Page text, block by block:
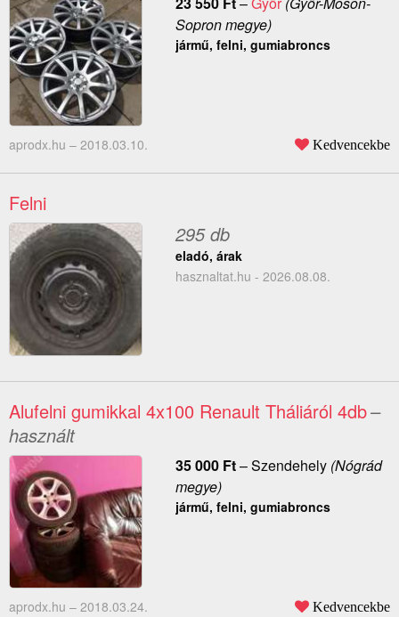
Sopron megye)
jármű, felni, gumiabroncs
aprodx.hu – 2018.03.10. Kedvencekbe
Felni
295 db
eladó, árak
hasznaltat.hu - 2026.08.08.
Alufelni gumikkal 4x100 Renault Tháliáról 4db–
használt
35 000 Ft–Szendehely(Nógrád
megye)
jármű, felni, gumiabroncs
aprodx.hu – 2018.03.24. Kedvencekbe